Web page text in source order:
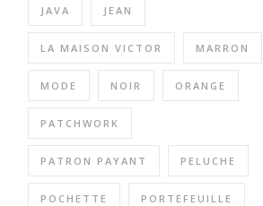
JAVA JEAN
LA MAISON VICTOR MARRON
MODE NOIR ORANGE
PATCHWORK
PATRON PAYANT PELUCHE
POCHETTE PORTEFEUILLE